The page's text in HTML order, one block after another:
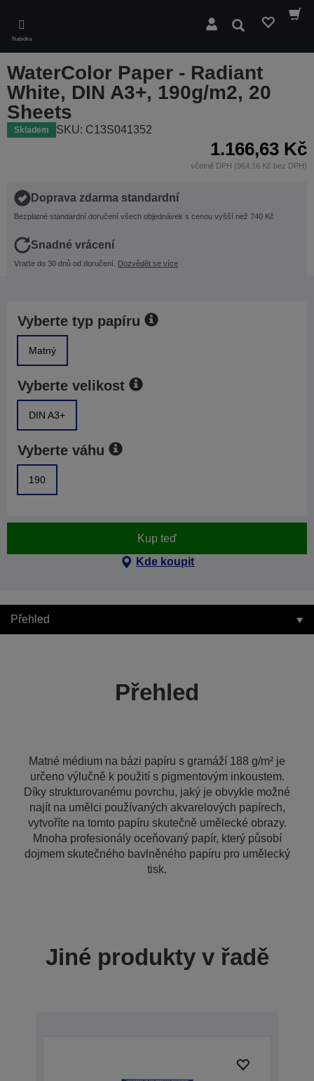
main
content
Nabídka
Hledat
WaterColor Paper - Radiant
White, DIN A3+, 190g/m2, 20
Sheets
Skladem SKU: C13S041352
1.166,63 Kč
včetně DPH (964,16 Kč bez DPH)
Doprava zdarma standardní
Bezplatné standardní doručení všech objednávek s cenou vyšší než 740 Kč
Snadné vrácení
Vraťte do 30 dnů od doručení. Dozvědět se více
Vyberte typ papíru
Matný
Vyberte velikost
DIN A3+
Vyberte váhu
190
Kup teď
Kde koupit
Přehled
Přehled
Matné médium na bázi papíru s gramáží 188 g/m² je
určeno výlučně k použití s pigmentovým inkoustem.
Díky strukturovanému povrchu, jaký je obvykle možné
najít na umělci používaných akvarelových papírech,
vytvoříte na tomto papíru skutečně umělecké obrazy.
Mnoha profesionály oceňovaný papír, který působí
dojmem skutečného bavlněného papíru pro umělecký
tisk.
Jiné produkty v řadě